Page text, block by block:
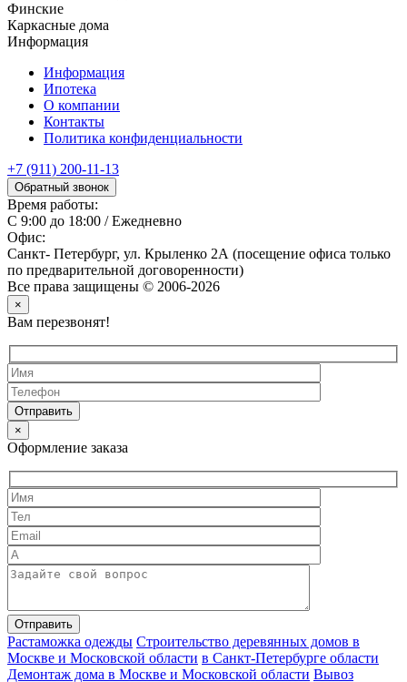
Финские
Каркасные дома
Информация
Информация
Ипотека
О компании
Контакты
Политика конфиденциальности
+7 (911) 200-11-13
Обратный звонок
Время работы:
С 9:00 до 18:00 / Ежедневно
Офис:
Санкт- Петербург, ул. Крыленко 2А (посещение офиса только
по предварительной договоренности)
Все права защищены © 2006-2026
×
Вам перезвонят!
×
Оформление заказа
Растаможка одежды Строительство деревянных домов в
Москве и Московской области в Санкт-Петербурге области
Демонтаж дома в Москве и Московской области Вывоз